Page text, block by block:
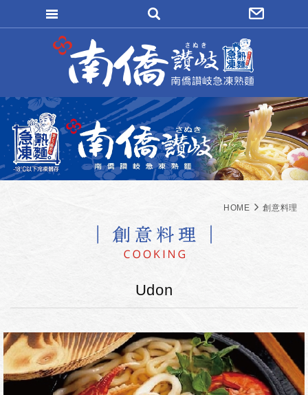
HOME 創意料理
Udon
填寫匯款通知
會員登入
忘記密碼
加入會員
訂單查詢